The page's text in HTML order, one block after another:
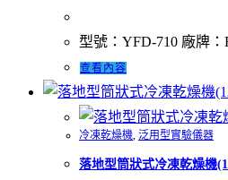
型號：YFD-710 廠牌：
查看內容
冷凍乾燥機, 泛用型實驗儀器
落地型筒狀式冷凍乾燥機